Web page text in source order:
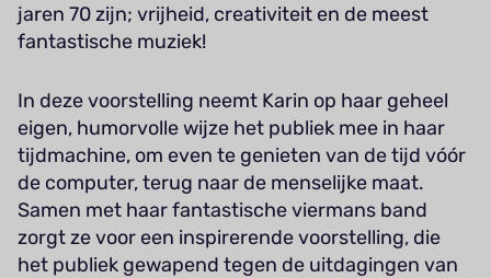
jaren 70 zijn; vrijheid, creativiteit en de meest
fantastische muziek!
In deze voorstelling neemt Karin op haar geheel
eigen, humorvolle wijze het publiek mee in haar
tijdmachine, om even te genieten van de tijd vóór
de computer, terug naar de menselijke maat.
Samen met haar fantastische viermans band
zorgt ze voor een inspirerende voorstelling, die
het publiek gewapend tegen de uitdagingen van